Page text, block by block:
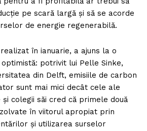
pe scară largă și să se acorde
de energie regenerabilă.
în ianuarie, a ajuns la o
potrivit lui Pelle Sinke,
din Delft, emisiile de carbon
sunt mai mici decât cele ale
și colegii săi cred că primele două
în viitorul apropiat prin
și utilizarea surselor